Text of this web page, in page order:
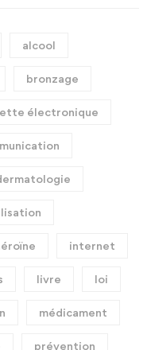
alcool
bronzage
électronique
internet
livre loi
médicament
prévention